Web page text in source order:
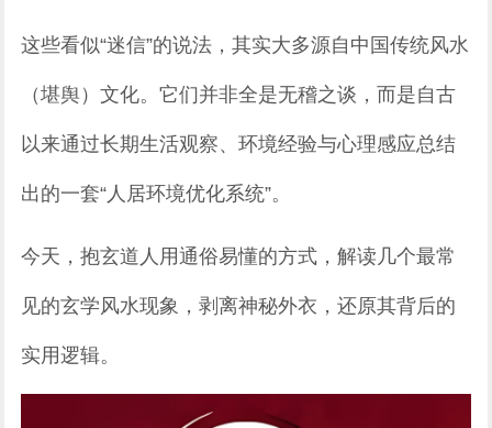
这些看似“迷信”的说法，其实大多源自中国传统风水
（堪舆）文化。它们并非全是无稽之谈，而是自古
以来通过长期生活观察、环境经验与心理感应总结
出的一套“人居环境优化系统”。
今天，抱玄道人用通俗易懂的方式，解读几个最常
见的玄学风水现象，剥离神秘外衣，还原其背后的
实用逻辑。